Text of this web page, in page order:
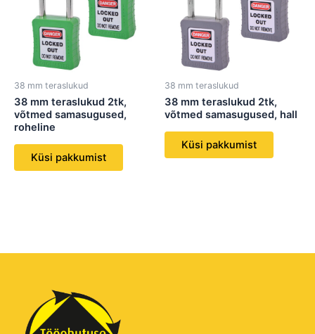
38 mm teraslukud
38 mm teraslukud 2tk,
võtmed samasugused,
roheline
Küsi pakkumist
38 mm teraslukud
38 mm teraslukud 2tk,
võtmed samasugused, hall
Küsi pakkumist